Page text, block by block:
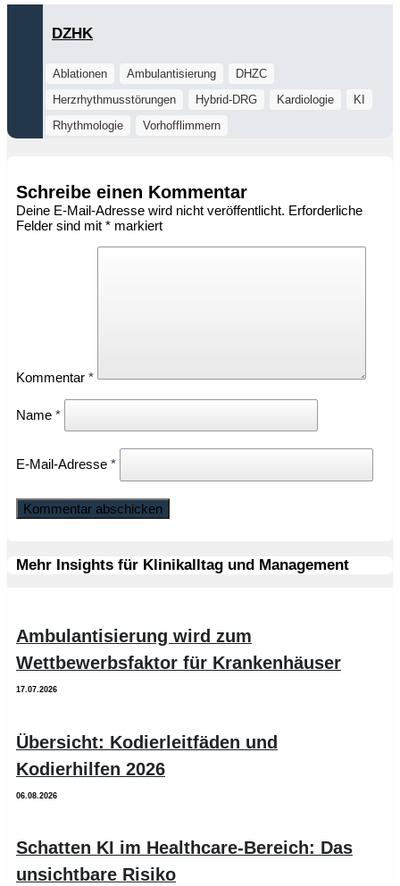
DZHK
Ablationen Ambulantisierung
DHZC
Herzrhythmusstörungen
Hybrid-DRG Kardiologie
KI
Rhythmologie
Vorhofflimmern
Schreibe einen Kommentar
Deine E-Mail-Adresse wird nicht veröffentlicht. Erforderliche
Felder sind mit * markiert
Kommentar *
Name *
E-Mail-Adresse *
Mehr Insights für Klinikalltag und Management
Ambulantisierung wird zum
Wettbewerbsfaktor für Krankenhäuser
17.07.2026
Übersicht: Kodierleitfäden und
Kodierhilfen 2026
06.08.2026
Schatten KI im Healthcare-Bereich: Das
unsichtbare Risiko